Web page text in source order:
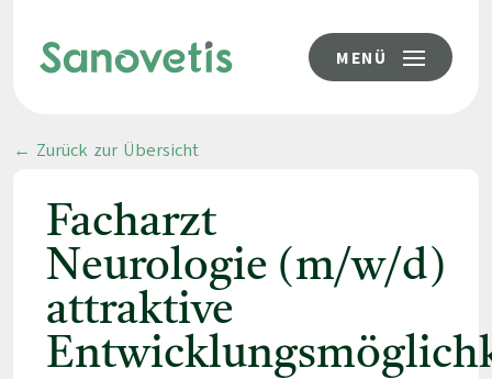
MENÜ
← Zurück zur Übersicht
Facharzt
Neurologie (m/w/d)
attraktive